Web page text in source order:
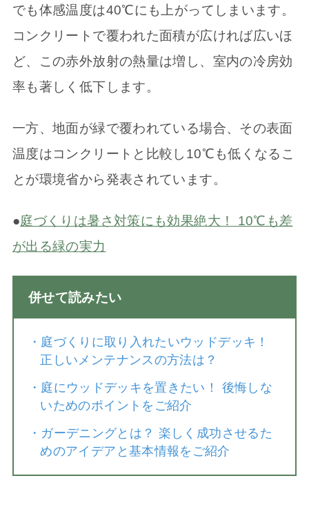
でも体感温度は40℃にも上がってしまいます。
コンクリートで覆われた面積が広ければ広いほ
ど、この赤外放射の熱量は増し、室内の冷房効
率も著しく低下します。
一方、地面が緑で覆われている場合、その表面
温度はコンクリートと比較し10℃も低くなるこ
とが環境省から発表されています。
●庭づくりは暑さ対策にも効果絶大！ 10℃も差
が出る緑の実力
併せて読みたい
・ 庭づくりに取り入れたいウッドデッキ！
正しいメンテナンスの方法は？
・ 庭にウッドデッキを置きたい！ 後悔しな
いためのポイントをご紹介
・ ガーデニングとは？ 楽しく成功させるた
めのアイデアと基本情報をご紹介